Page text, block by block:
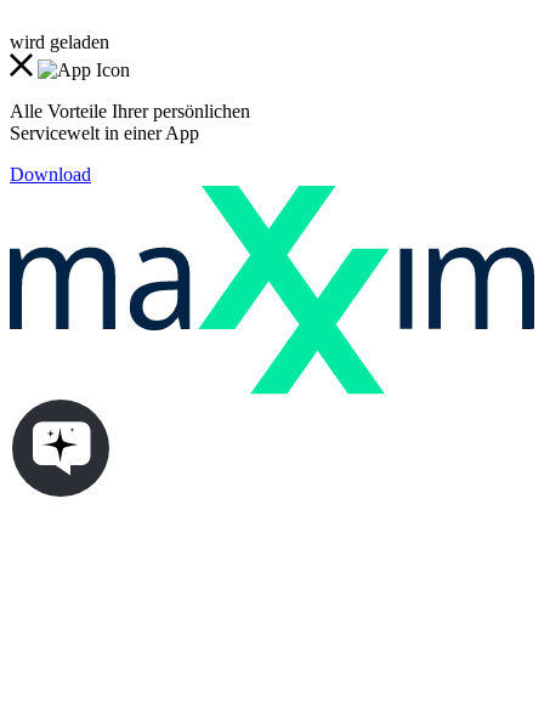
wird geladen
Alle Vorteile Ihrer persönlichen
Servicewelt in einer App
Download